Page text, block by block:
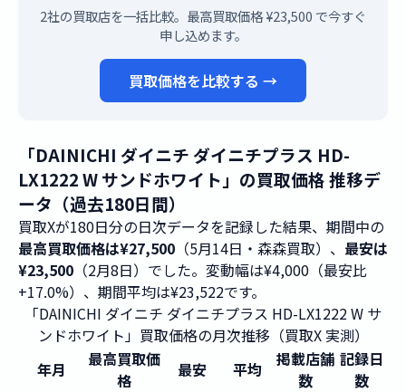
2社の買取店を一括比較。最高買取価格 ¥23,500 で今すぐ
申し込めます。
買取価格を比較する →
「DAINICHI ダイニチ ダイニチプラス HD-
LX1222 W サンドホワイト」の買取価格 推移デ
ータ（過去180日間）
買取Xが180日分の日次データを記録した結果、期間中の
最高買取価格は¥27,500 （5月14日・森森買取）、 最安は
¥23,500 （2月8日）でした。変動幅は¥4,000（最安比
+17.0%）、期間平均は¥23,522です。
「DAINICHI ダイニチ ダイニチプラス HD-LX1222 W サ
ンドホワイト」買取価格の月次推移（買取X 実測）
年月
最高買取価
格
最安 平均
掲載店舗
数
記録日
数